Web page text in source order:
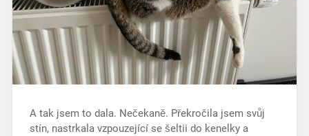
A tak jsem to dala. Nečekaně. Překročila jsem svůj
stín, nastrkala vzpouzející se šeltii do kenelky a